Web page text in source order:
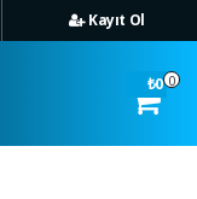
Kayıt Ol
0
₺0